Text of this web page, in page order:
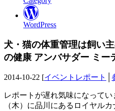
WordPress
犬・猫の体重管理は飼い
の健康 アンバサダー ミー
2014-10-22 [イベントレポート
レポートが遅れ気味になってい
（木）に品川にあるロイヤル